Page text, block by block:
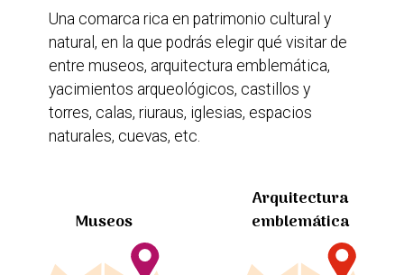
Una comarca rica en patrimonio cultural y
natural, en la que podrás elegir qué visitar de
entre museos, arquitectura emblemática,
yacimientos arqueológicos, castillos y
torres, calas, riuraus, iglesias, espacios
naturales, cuevas, etc.
Museos
Arquitectura
emblemática